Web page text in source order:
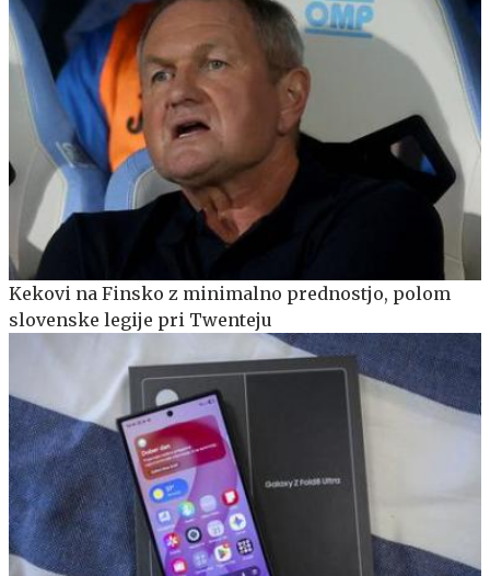
Kekovi na Finsko z minimalno prednostjo, polom
slovenske legije pri Twenteju